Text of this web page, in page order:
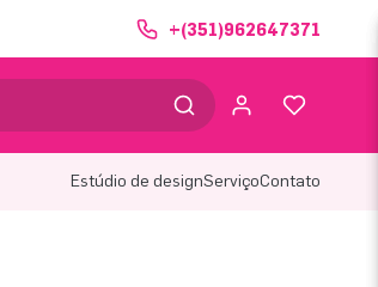
+(351)962647371
Estúdio de designServiçoContato